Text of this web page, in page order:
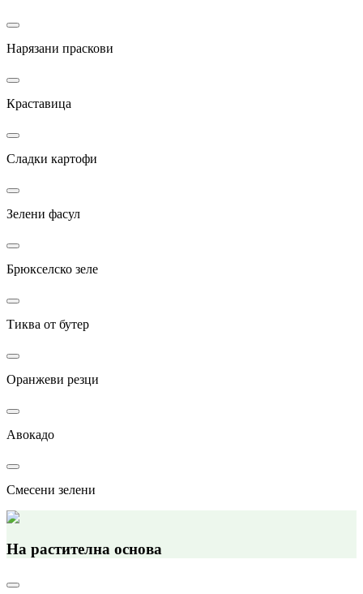
Нарязани праскови
Краставица
Сладки картофи
Зелени фасул
Брюкселско зеле
Тиква от бутер
Оранжеви резци
Авокадо
Смесени зелени
На растителна основа